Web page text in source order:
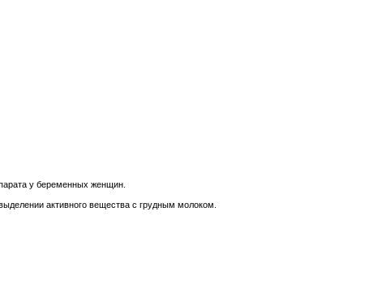
у беременных женщин.
активного вещества с грудным молоком.